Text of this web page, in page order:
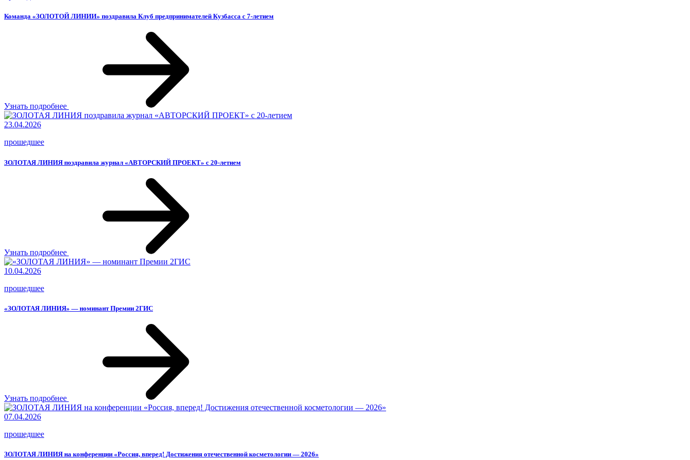
Команда «ЗОЛОТОЙ ЛИНИИ» поздравила Клуб предпринимателей Кузбасса с 7-летием
Узнать подробнее
23.04.2026
прошедшее
ЗОЛОТАЯ ЛИНИЯ поздравила журнал «АВТОРСКИЙ ПРОЕКТ» с 20-летием
Узнать подробнее
10.04.2026
прошедшее
«ЗОЛОТАЯ ЛИНИЯ» — номинант Премии 2ГИС
Узнать подробнее
07.04.2026
прошедшее
ЗОЛОТАЯ ЛИНИЯ на конференции «Россия, вперед! Достижения отечественной косметологии — 2026»